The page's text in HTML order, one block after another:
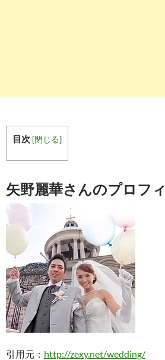
目次 [閉じる]
矢野麗華さんのプロフ
引用元： http://zexy.net/wedding/